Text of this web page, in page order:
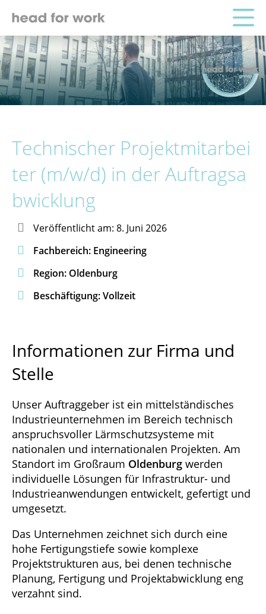
Technischer Projektmitarbei
ter (m/w/d) in der Auftragsa
bwicklung
 Veröffentlicht am: 8. Juni 2026
 Fachbereich: Engineering
 Region: Oldenburg
 Beschäftigung: Vollzeit
Informationen zur Firma und
Stelle
Unser Auftraggeber ist ein mittelständisches
Industrieunternehmen im Bereich technisch
anspruchsvoller Lärmschutzsysteme mit
nationalen und internationalen Projekten. Am
Standort im Großraum Oldenburg werden
individuelle Lösungen für Infrastruktur- und
Industrieanwendungen entwickelt, gefertigt und
umgesetzt.
Das Unternehmen zeichnet sich durch eine
hohe Fertigungstiefe sowie komplexe
Projektstrukturen aus, bei denen technische
Planung, Fertigung und Projektabwicklung eng
verzahnt sind.